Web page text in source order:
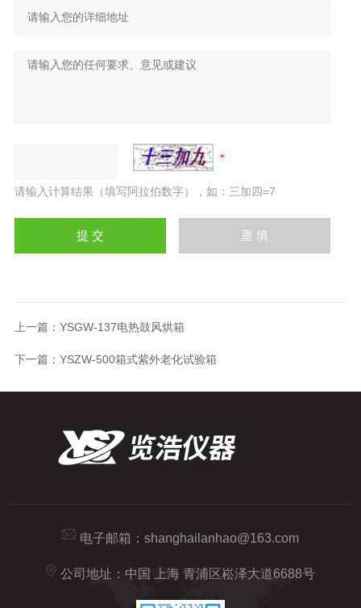
请输入计算结果（填写阿拉伯数字），如：三加四=7
上一篇： YSGW-137电热鼓风烘箱
下一篇： YSZW-500箱式紫外老化试验箱
电子邮箱： shanghailanhao@163.com
公司地址：中国 上海 青浦区崧泽大道6688号